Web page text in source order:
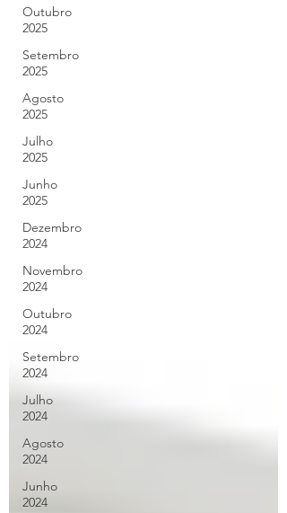
Outubro
2025
Setembro
2025
Agosto
2025
Julho
2025
Junho
2025
Dezembro
2024
Novembro
2024
Outubro
2024
Setembro
2024
Julho
2024
Agosto
2024
Junho
2024